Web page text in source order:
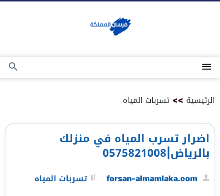
القائمة
بحث
الرئيسية >> تسربات المياه
اضرار تسرب المياه في منزلك
بالرياض|0575821008
forsan-almamlaka.com
تسربات المياه